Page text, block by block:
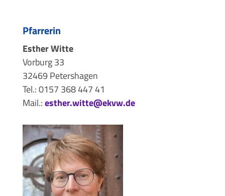
Pfarrerin
Esther Witte
Vorburg 33
32469 Petershagen
Tel.: 0157 368 447 41
Mail.:esther.witte@ekvw.de